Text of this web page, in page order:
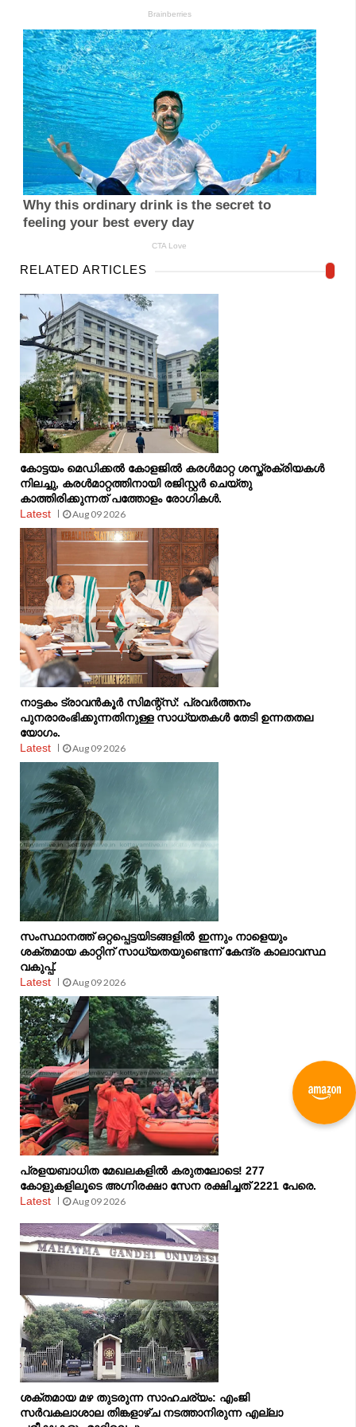
RELATED ARTICLES
കോട്ടയം മെഡിക്കൽ കോളജിൽ കരൾമാറ്റ ശസ്ത്രക്രിയകൾ
നിലച്ചു, കരൾമാറ്റത്തിനായി രജിസ്റ്റർ ചെയ്തു
കാത്തിരിക്കുന്നത് പത്തോളം രോഗികൾ.
Latest
Aug 09 2026
നാട്ടകം ട്രാവൻകൂർ സിമന്റ്‌സ്: പ്രവർത്തനം
പുനരാരംഭിക്കുന്നതിനുള്ള സാധ്യതകൾ തേടി ഉന്നതതല
യോഗം.
Latest
Aug 09 2026
സംസ്ഥാനത്ത് ഒറ്റപ്പെട്ടയിടങ്ങളിൽ ഇന്നും നാളെയും
ശക്തമായ കാറ്റിന് സാധ്യതയുണ്ടെന്ന് കേന്ദ്ര കാലാവസ്ഥ
വകുപ്പ്.
Latest
Aug 09 2026
പ്രളയബാധിത മേഖലകളിൽ കരുതലോടെ! 277
കോളുകളിലൂടെ അഗ്നിരക്ഷാ സേന രക്ഷിച്ചത് 2221 പേരെ.
Latest
Aug 09 2026
ശക്തമായ മഴ തുടരുന്ന സാഹചര്യം: എംജി
സർവകലാശാല തിങ്കളാഴ്ച നടത്താനിരുന്ന എല്ലാ